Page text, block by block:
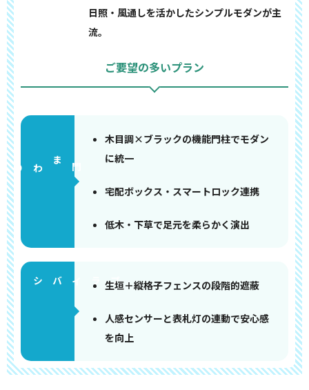
日照・風通しを活かしたシンプルモダンが主
流。
ご要望の多いプラン
門まわり
木目調×ブラックの機能門柱でモダン
に統一
宅配ボックス・スマートロック連携
低木・下草で足元を柔らかく演出
生垣＋縦格子フェンスの段階的遮蔽
人感センサーと表札灯の連動で安心感
を向上